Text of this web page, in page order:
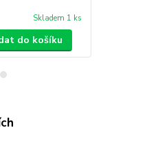
Skladem 1 ks
do košíku